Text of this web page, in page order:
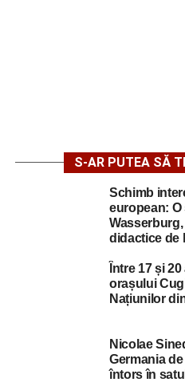
S-AR PUTEA SĂ
Schimb
european: O
didactice de
Între 17 și
orașului
Națiunilor
Nicolae
Germania
întors în